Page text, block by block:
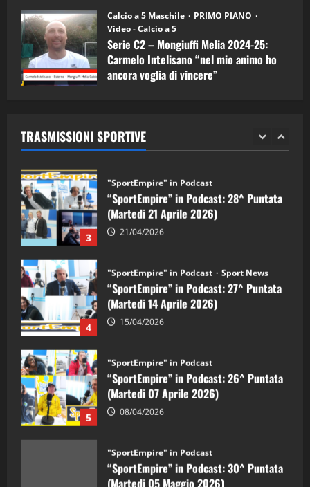
Calcio a 5 Maschile
PRIMO PIANO
Video - Calcio a 5
Serie C2 – Mongiuffi Melia 2024-25:
Carmelo Intelisano “nel mio animo ho
ancora voglia di vincere”
TRASMISSIONI SPORTIVE
1
“SportEmpire” in Podcast: 30^ Puntata
(Martedi 05 Maggio 2026)
08/05/2026
2 28/04/2026
3
"SportEmpire" in Podcast
“SportEmpire” in Podcast: 28^ Puntata
(Martedi 21 Aprile 2026)
21/04/2026
4
"SportEmpire" in Podcast Sport News
“SportEmpire” in Podcast: 27^ Puntata
(Martedi 14 Aprile 2026)
15/04/2026
5
"SportEmpire" in Podcast
“SportEmpire” in Podcast: 26^ Puntata
(Martedi 07 Aprile 2026)
08/04/2026
"SportEmpire" in Podcast
“SportEmpire” in Podcast: 30^ Puntata
(Martedi 05 Maggio 2026)